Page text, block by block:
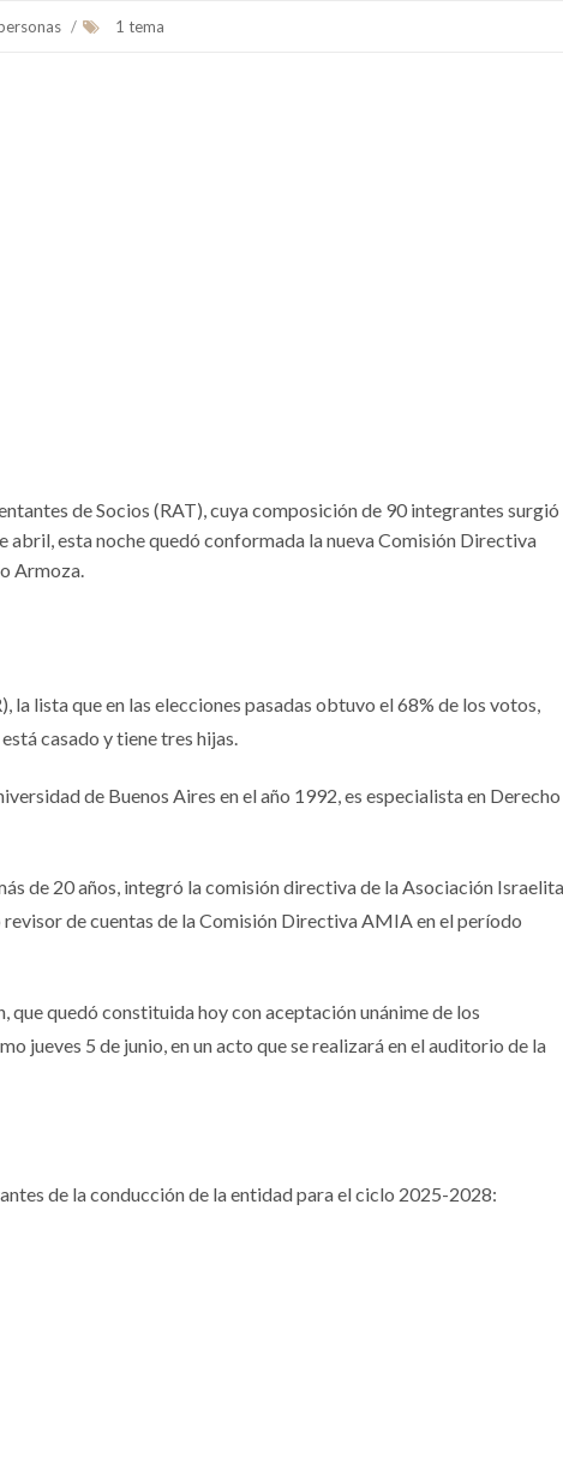
/ 1 tema
de Socios (RAT), cuya composición de 90 integrantes surgió
abril, esta noche quedó conformada la nueva Comisión Directiva
Armoza.
lista que en las elecciones pasadas obtuvo el 68% de los votos,
casado y tiene tres hijas.
de Buenos Aires en el año 1992, es especialista en Derecho
de 20 años, integró la comisión directiva de la Asociación Israelita
de cuentas de la Comisión Directiva AMIA en el período
que quedó constituida hoy con aceptación unánime de los
jueves 5 de junio, en un acto que se realizará en el auditorio de la
de la conducción de la entidad para el ciclo 2025-2028: